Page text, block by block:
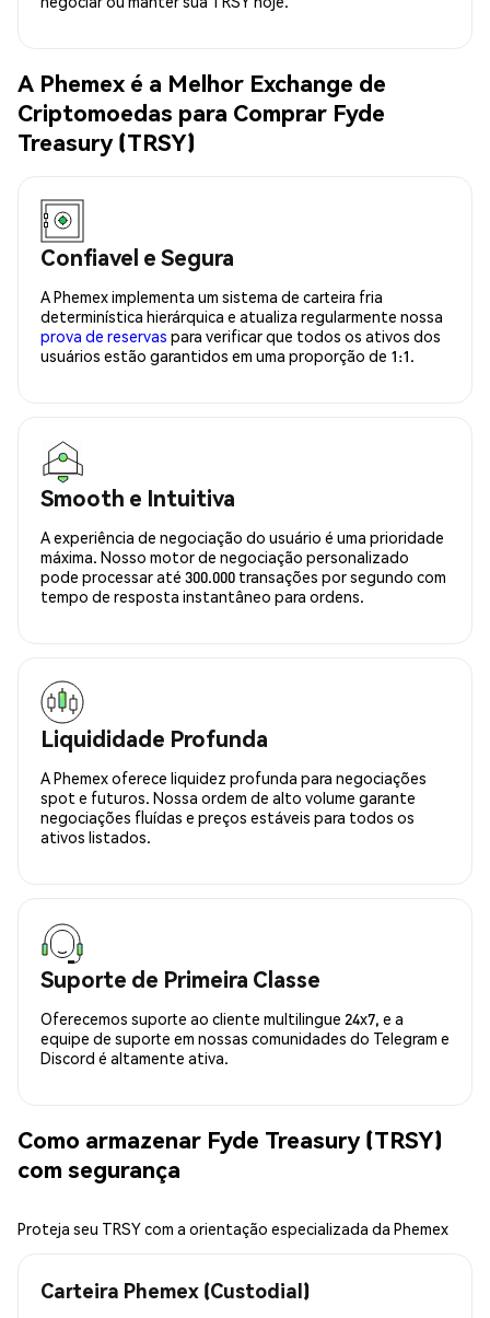
A Phemex é a Melhor Exchange de
Criptomoedas para Comprar Fyde
Treasury (TRSY)
Confiavel e Segura
A Phemex implementa um sistema de carteira fria
determinística hierárquica e atualiza regularmente nossa
prova de reservas para verificar que todos os ativos dos
usuários estão garantidos em uma proporção de 1:1.
Smooth e Intuitiva
A experiência de negociação do usuário é uma prioridade
máxima. Nosso motor de negociação personalizado
pode processar até 300.000 transações por segundo com
tempo de resposta instantâneo para ordens.
Liquididade Profunda
A Phemex oferece liquidez profunda para negociações
spot e futuros. Nossa ordem de alto volume garante
negociações fluídas e preços estáveis para todos os
ativos listados.
Suporte de Primeira Classe
Oferecemos suporte ao cliente multilingue 24x7, e a
equipe de suporte em nossas comunidades do Telegram e
Discord é altamente ativa.
Como armazenar Fyde Treasury (TRSY)
com segurança
Proteja seu TRSY com a orientação especializada da Phemex
Carteira Phemex (Custodial)